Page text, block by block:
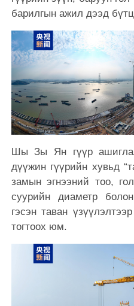
барилгын ажил дээд
Шы Зы Ян гүүр
дүүжин гүүрийн хувьд
замын эгнээний тоо,
суурийн диаметр
гэсэн таван
тогтоох юм.